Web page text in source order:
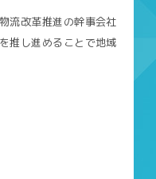
流改革推進の幹事会社
推し進めることで地域